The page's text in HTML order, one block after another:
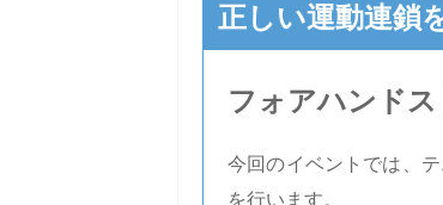
正しい運動連鎖
フォアハンドス
今回のイベントでは、
を行います。